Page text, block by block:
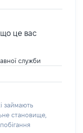
це вас
служби
займають
становище,